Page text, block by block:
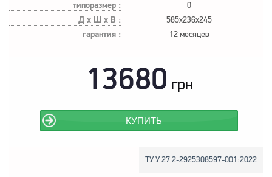
типоразмер :
0
Д х Ш х В : 585x236x245
гарантия : 12 месяцев
13680 грн
КУПИТЬ
ТУ У 27.2-2925308597-001:2022